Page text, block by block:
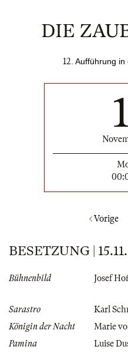
DIE
12 . Aufführung
Vorige
BESETZUNG |
Bühnenbild Josef
Sarastro
Karl
Königin der Nacht
Marie
Pamina
Luise